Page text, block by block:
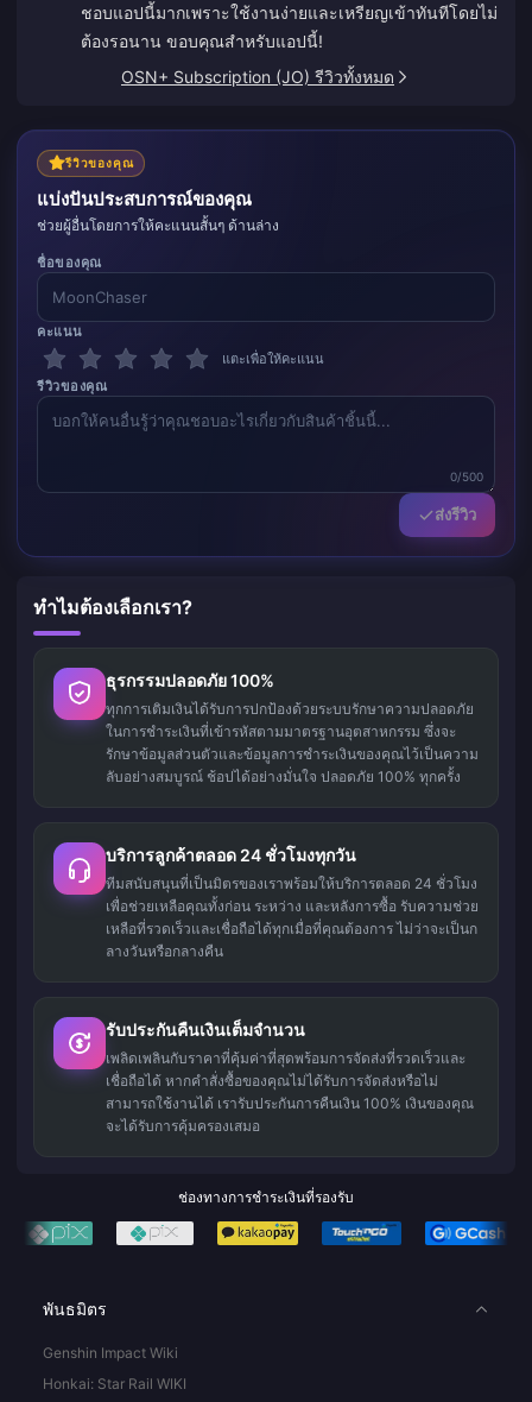
ชอบแอปนี้มากเพราะใช้งานง่ายและเหรียญเข้าทันทีโดยไม่
ต้องรอนาน ขอบคุณสำหรับแอปนี้!
OSN+ Subscription (JO) รีวิวทั้งหมด
รีวิวของคุณ
แบ่งปันประสบการณ์ของคุณ
ช่วยผู้อื่นโดยการให้คะแนนสั้นๆ ด้านล่าง
ชื่อของคุณ
คะแนน
แตะเพื่อให้คะแนน
รีวิวของคุณ
0/500
ส่งรีวิว
ทำไมต้องเลือกเรา?
ธุรกรรมปลอดภัย 100%
ทุกการเติมเงินได้รับการปกป้องด้วยระบบรักษาความปลอดภัย
ในการชำระเงินที่เข้ารหัสตามมาตรฐานอุตสาหกรรม ซึ่งจะ
รักษาข้อมูลส่วนตัวและข้อมูลการชำระเงินของคุณไว้เป็นความ
ลับอย่างสมบูรณ์ ช้อปได้อย่างมั่นใจ ปลอดภัย 100% ทุกครั้ง
บริการลูกค้าตลอด 24 ชั่วโมงทุกวัน
ทีมสนับสนุนที่เป็นมิตรของเราพร้อมให้บริการตลอด 24 ชั่วโมง
เพื่อช่วยเหลือคุณทั้งก่อน ระหว่าง และหลังการซื้อ รับความช่วย
เหลือที่รวดเร็วและเชื่อถือได้ทุกเมื่อที่คุณต้องการ ไม่ว่าจะเป็นก
ลางวันหรือกลางคืน
รับประกันคืนเงินเต็มจำนวน
เพลิดเพลินกับราคาที่คุ้มค่าที่สุดพร้อมการจัดส่งที่รวดเร็วและ
เชื่อถือได้ หากคำสั่งซื้อของคุณไม่ได้รับการจัดส่งหรือไม่
สามารถใช้งานได้ เรารับประกันการคืนเงิน 100% เงินของคุณ
จะได้รับการคุ้มครองเสมอ
ช่องทางการชำระเงินที่รองรับ
พันธมิตร
Genshin Impact Wiki
Honkai: Star Rail WIKI